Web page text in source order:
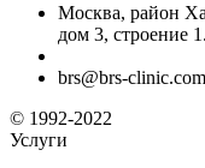
Москва, район
дом 3, строение 1.
brs@brs-clinic.com
© 1992-2022
Услуги